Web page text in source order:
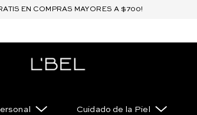
Cuidado de la Piel
EN COMPRAS MAYORES A $700!